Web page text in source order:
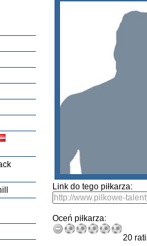
Link do tego piłkarza:
Oceń piłkarza:
20